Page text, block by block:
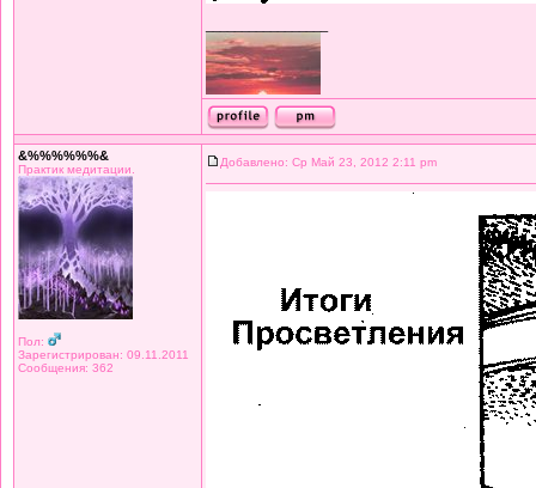
&%%%%%%&
Практик медитации.
Пол:
Зарегистрирован: 09.11.2011
Сообщения: 362
Добавлено: Ср Май 23, 2012 2:11 pm